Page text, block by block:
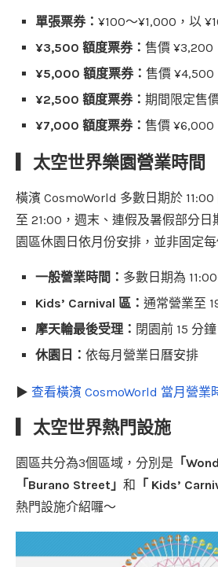
單張票券： ¥100～¥1,000，以
¥3,500 額度票券： 售價 ¥3,200
¥5,000 額度票券： 售價 ¥4,500
¥2,500 額度票券： 期間限定售
¥7,000 額度票券： 售價 ¥6,000
▎太空世界樂園營業時間
橫濱 CosmoWorld 多數日期於
至 21:00，週末、連假及暑假部分日
園區休園日依月份安排，並非固定
一般營業時間： 多數日期為
Kids’ Carnival 區： 通常營業至
摩天輪最後受理： 閉園前 15 分鐘
休園日： 依每月營業日曆安排
▶ 查看橫濱 CosmoWorld 當月營業
▎太空世界熱門設施
園區共分為3個區域，分別是 「
「Burano Street」 和 「 Kids’
熱門設施介紹囉～